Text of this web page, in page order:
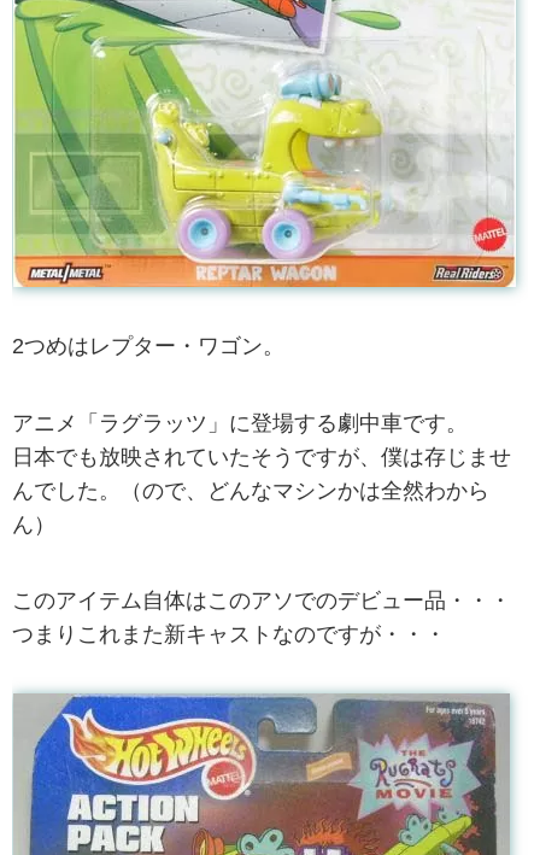
2つめはレプター・ワゴン。
アニメ「ラグラッツ」に登場する劇中車です。
日本でも放映されていたそうですが、僕は存じませ
んでした。（ので、どんなマシンかは全然わから
ん）
このアイテム自体はこのアソでのデビュー品・・・
つまりこれまた新キャストなのですが・・・